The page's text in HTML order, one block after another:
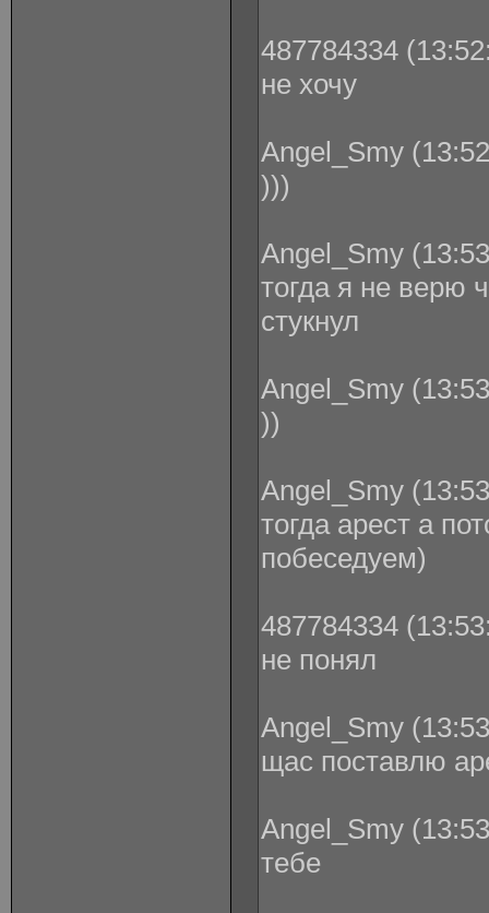
487784334
не хочу
Angel_Smy
)))
Angel_Smy
тогда я не верю
стукнул
Angel_Smy
))
Angel_Smy
тогда арест а
побеседуем)
487784334
не понял
Angel_Smy
щас поставлю
Angel_Smy
тебе